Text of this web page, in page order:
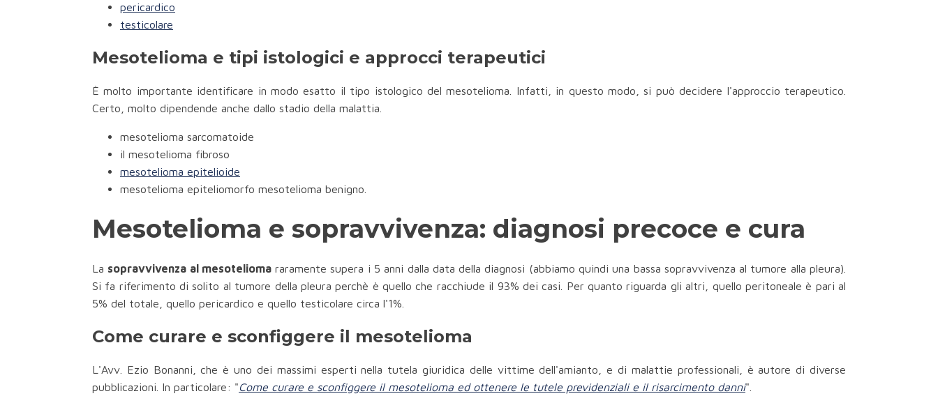
pericardico
testicolare
Mesotelioma e tipi istologici e approcci terapeutici
È molto importante identificare in modo esatto il tipo istologico del mesotelioma. Infatti, in questo modo, si può decidere l'approccio terapeutico.
Certo, molto dipendende anche dallo stadio della malattia.
mesotelioma sarcomatoide
il mesotelioma fibroso
mesotelioma epitelioide
mesotelioma epiteliomorfo mesotelioma benigno.
Mesotelioma e sopravvivenza: diagnosi precoce e cura
La sopravvivenza al mesoteliomararamente supera i 5 anni dalla data della diagnosi (abbiamo quindi una bassa sopravvivenza al tumore alla pleura).
Si fa riferimento di solito al tumore della pleura perchè è quello che racchiude il 93% dei casi. Per quanto riguarda gli altri, quello peritoneale è pari al
5% del totale, quello pericardico e quello testicolare circa l'1%.
Come curare e sconfiggere il mesotelioma
L'Avv. Ezio Bonanni, che è uno dei massimi esperti nella tutela giuridica delle vittime dell'amianto, e di malattie professionali, è autore di diverse
pubblicazioni. In particolare: "Come curare e sconfiggere il mesotelioma ed ottenere le tutele previdenziali e il risarcimento danni".